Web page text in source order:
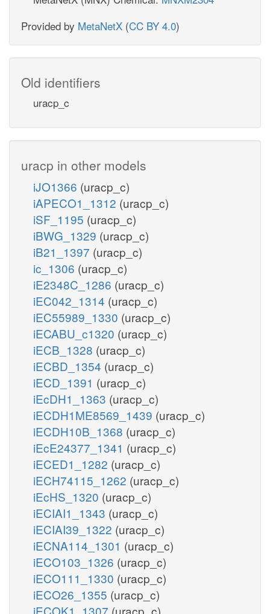
Provided by MetaNetX (CC BY 4.0)
Old identifiers
uracp_c
uracp in other models
iJO1366 (uracp_c)
iAPECO1_1312 (uracp_c)
iSF_1195 (uracp_c)
iBWG_1329 (uracp_c)
iB21_1397 (uracp_c)
ic_1306 (uracp_c)
iE2348C_1286 (uracp_c)
iEC042_1314 (uracp_c)
iEC55989_1330 (uracp_c)
iECABU_c1320 (uracp_c)
iECB_1328 (uracp_c)
iECBD_1354 (uracp_c)
iECD_1391 (uracp_c)
iEcDH1_1363 (uracp_c)
iECDH1ME8569_1439 (uracp_c)
iECDH10B_1368 (uracp_c)
iEcE24377_1341 (uracp_c)
iECED1_1282 (uracp_c)
iECH74115_1262 (uracp_c)
iEcHS_1320 (uracp_c)
iECIAI1_1343 (uracp_c)
iECIAI39_1322 (uracp_c)
iECNA114_1301 (uracp_c)
iECO103_1326 (uracp_c)
iECO111_1330 (uracp_c)
iECO26_1355 (uracp_c)
iECOK1_1307 (uracp_c)